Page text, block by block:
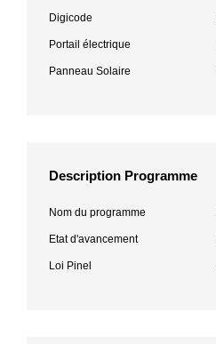
Digicode
Portail électrique
Panneau Solaire
Description Programme
Nom du programme
Etat d'avancement
Loi Pinel